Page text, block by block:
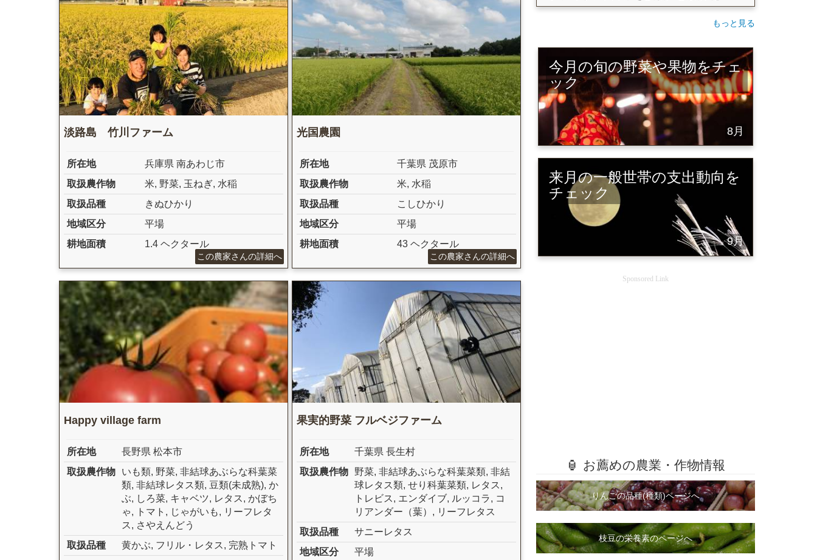
淡路島 竹川ファーム
所在地
兵庫県 南あわじ市
取扱農作物
米, 野菜, 玉ねぎ, 水稲
取扱品種
きぬひかり
地域区分
平場
耕地面積
1.4 ヘクタール
この農家さんの詳細へ
光国農園
所在地
千葉県 茂原市
取扱農作物
米, 水稲
取扱品種
こしひかり
地域区分
平場
耕地面積
43 ヘクタール
この農家さんの詳細へ
Happy village farm
所在地
長野県 松本市
取扱農作物
いも類, 野菜, 非結球あぶらな科葉菜
類, 非結球レタス類, 豆類(未成熟), か
ぶ, しろ菜, キャベツ, レタス, かぼち
ゃ, トマト , じゃがいも, リーフレタ
ス, さやえんどう
取扱品種
黄かぶ, フリル・レタス, 完熟トマト
果実的野菜 フルベジファーム
所在地
千葉県 長生村
取扱農作物
野菜, 非結球あぶらな科葉菜類, 非結
球レタス類, せり科葉菜類, レタス,
トレビス, エンダイブ, ルッコラ, コ
リアンダー（葉） , リーフレタス
取扱品種
サニーレタス
地域区分
平場
もっと見る
今月の旬の野菜や果物をチェ
ック
8月
来月の一般世帯の支出動向を
チェック
9月
Sponsored Link
🏮 お薦めの農業・作物情報
りんごの品種(種類)ページへ
枝豆の栄養素のページへ